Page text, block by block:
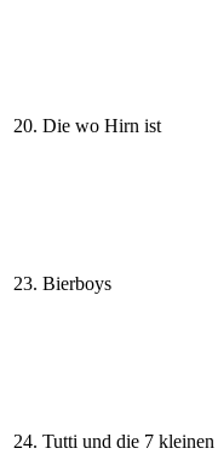
20. Die wo Hirn ist
23. Bierboys
24. Tutti und die 7